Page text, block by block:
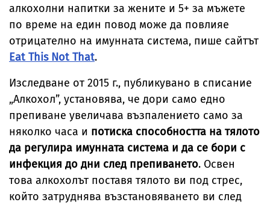
алкохолни напитки за жените и 5+ за мъжете
по време на един повод може да повлияе
отрицателно на имунната система, пише сайтът
Eat This Not That.
Изследване от 2015 г., публикувано в списание
„Алкохол”, установява, че дори само едно
препиване увеличава възпалението само за
няколко часа и потиска способността на тялото
да регулира имунната система и да се бори с
инфекция до дни след препиването. Освен
това алкохолът поставя тялото ви под стрес,
който затруднява възстановяването ви след